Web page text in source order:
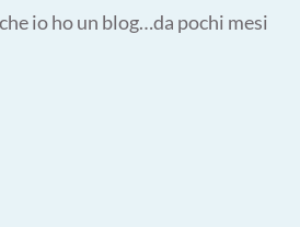
io ho un blog…da pochi mesi